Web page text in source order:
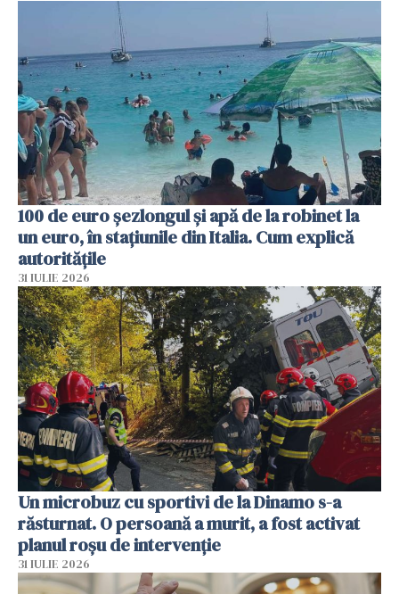
100 de euro șezlongul și apă de la robinet la
un euro, în stațiunile din Italia. Cum explică
autoritățile
31 IULIE 2026
Un microbuz cu sportivi de la Dinamo s-a
răsturnat. O persoană a murit, a fost activat
planul roșu de intervenție
31 IULIE 2026